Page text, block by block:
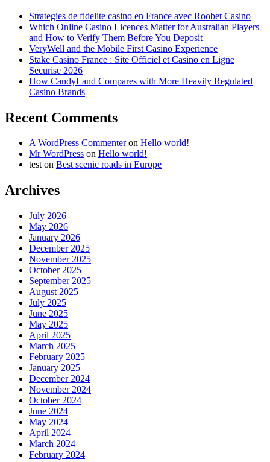
Strategies de fidelite casino en France avec Roobet Casino
Which Online Casino Licences Matter for Australian Players
and How to Verify Them Before You Deposit
VeryWell and the Mobile First Casino Experience
Stake Casino France : Site Officiel et Casino en Ligne
Securise 2026
How CandyLand Compares with More Heavily Regulated
Casino Brands
Recent Comments
A WordPress Commenteron Hello world!
Mr WordPress on Hello world!
teston Best scenic roads in Europe
Archives
July 2026
May 2026
January 2026
December 2025
November 2025
October 2025
September 2025
August 2025
July 2025
June 2025
May 2025
April 2025
March 2025
February 2025
January 2025
December 2024
November 2024
October 2024
June 2024
May 2024
April 2024
March 2024
February 2024